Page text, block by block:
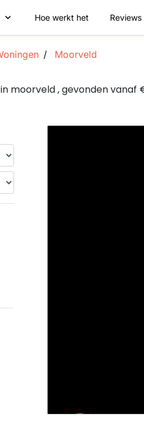
Hoe werkt het Reviews
Moorveld
moorveld , gevonden vanaf